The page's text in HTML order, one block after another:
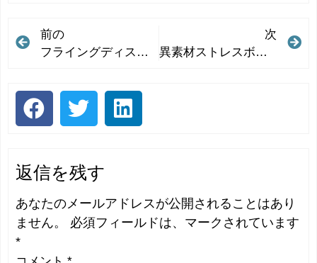
前の
フライングディスクの卸売で売上を伸ばす: 効果的な費用対効果の高いマーケティング戦略
次
異素材ストレスボール導入のご案内
返信を残す
あなたのメールアドレスが公開されることはあり
ません。
必須フィールドは、マークされています
*